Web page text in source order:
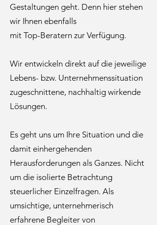
Gestaltungen geht. Denn hier stehen
wir Ihnen ebenfalls
mit Top-Beratern zur Verfügung.
Wir entwickeln direkt auf die jeweilige
Lebens- bzw. Unternehmenssituation
zugeschnittene, nachhaltig wirkende
Lösungen.
Es geht uns um Ihre Situation und die
damit einhergehenden
Herausforderungen als Ganzes. Nicht
um die isolierte Betrachtung
steuerlicher Einzelfragen. Als
umsichtige, unternehmerisch
erfahrene Begleiter von